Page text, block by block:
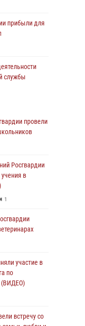
прибыли для
службы
Дня ВДВ на
выступил на
генерал
с
провели
Росгвардии
в
1
участие в
по
(ВИДЕО)
встречу со